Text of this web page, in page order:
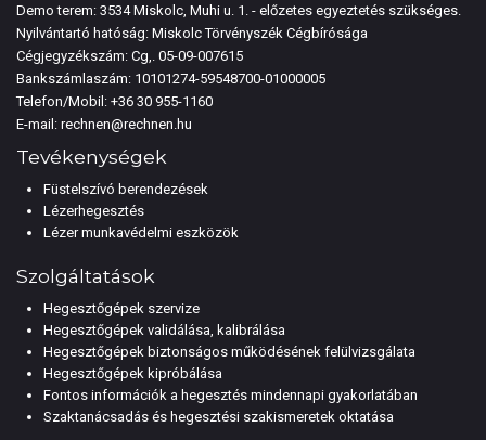
Demo terem: 3534 Miskolc, Muhi u. 1. - előzetes egyeztetés szükséges.
Nyilvántartó hatóság: Miskolc Törvényszék Cégbírósága
Cégjegyzékszám: Cg,. 05-09-007615
Bankszámlaszám: 10101274-59548700-01000005
Telefon/Mobil: +36 30 955-1160
E-mail: rechnen@rechnen.hu
Tevékenységek
Füstelszívó berendezések
Lézerhegesztés
Lézer munkavédelmi eszközök
Szolgáltatások
Hegesztőgépek szervize
Hegesztőgépek validálása, kalibrálása
Hegesztőgépek biztonságos működésének felülvizsgálata
Hegesztőgépek kipróbálása
Fontos információk a hegesztés mindennapi gyakorlatában
Szaktanácsadás és hegesztési szakismeretek oktatása